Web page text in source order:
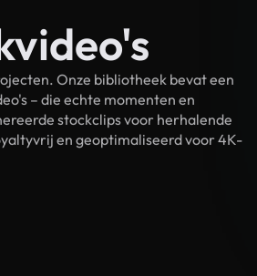
Onze bibliotheek bevat een
– die echte momenten en
stockclips voor herhalende
en geoptimaliseerd voor 4K-